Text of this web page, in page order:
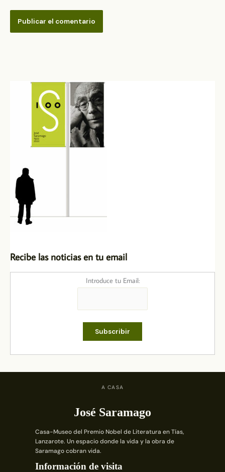
Recibe las noticias en tu email
Introduce tu Email:
A CASA
José Saramago
Casa-Museo del Premio Nobel de Literatura en Tías,
Lanzarote. Un espacio donde la vida y la obra de
Saramago cobran vida.
Información de visita